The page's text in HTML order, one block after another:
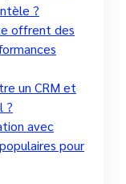
?
offrent des
un CRM et
?
avec
pour